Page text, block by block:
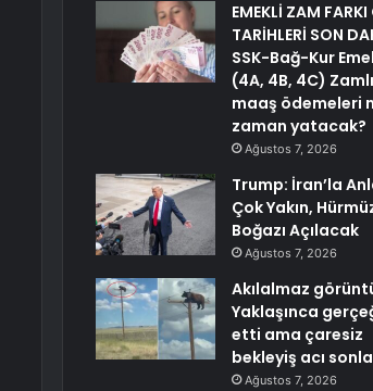
EMEKLİ ZAM FARKI
TARİHLERİ SON
SSK-Bağ-Kur
(4A, 4B, 4C)
maaş ödemeleri
zaman yatacak?
Ağustos 7, 2026
Trump: İran’la
Çok Yakın,
Boğazı Açılacak
Ağustos 7, 2026
Akılalmaz
Yaklaşınca
etti ama çaresiz
bekleyiş acı
Ağustos 7, 2026